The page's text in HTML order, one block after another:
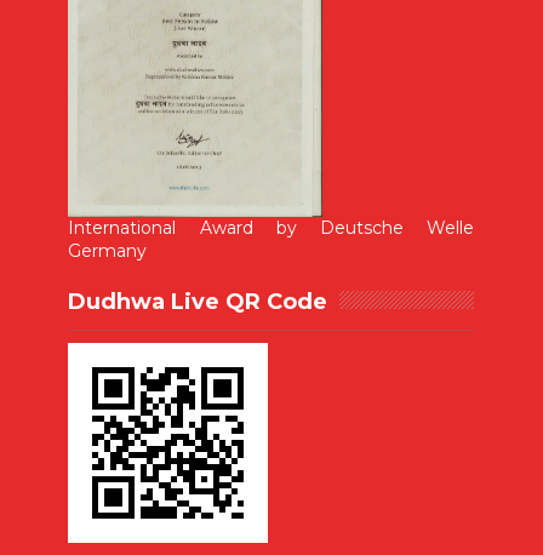
International Award by Deutsche Welle
Germany
Dudhwa Live QR Code